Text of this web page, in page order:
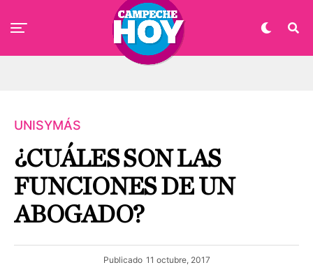
UNISYMÁS
¿CUÁLES SON LAS
FUNCIONES DE UN
ABOGADO?
Publicado 11 octubre, 2017